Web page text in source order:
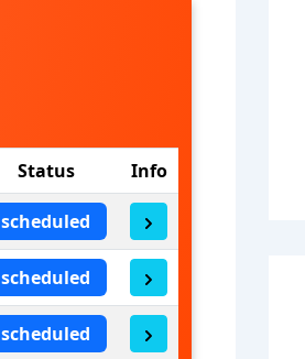
Status
Info
scheduled
scheduled
scheduled